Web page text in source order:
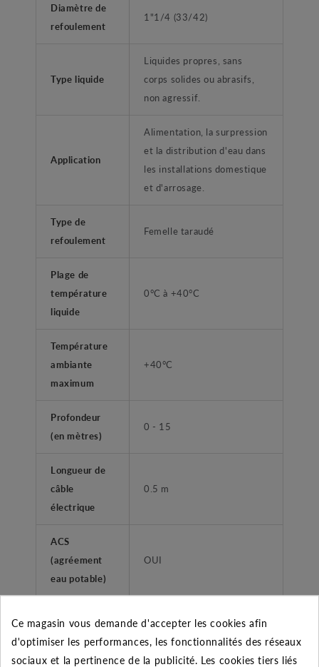
Diamètre de
refoulement
1"1/4 (33/42)
Type liquide
Liquides propres, sans
corps solides ou abrasifs,
non agressif.
Application
Alimentation, la surpression
et la distribution d'eau dans
les installations domestique
et d'arrosage.
Type de
refoulement
Femelle taraudé
Plage de
température
liquide
0°C à +40°C
Température
ambiante
maximum
+40°C
Profondeur
(en mètres)
0 - 15
Longueur de
câble
électrique
0.5 m
ACS
(agréement
eau potable)
OUI
Coffret de
NON
Ce magasin vous demande d'accepter les cookies afin
d'optimiser les performances, les fonctionnalités des réseaux
sociaux et la pertinence de la publicité. Les cookies tiers liés